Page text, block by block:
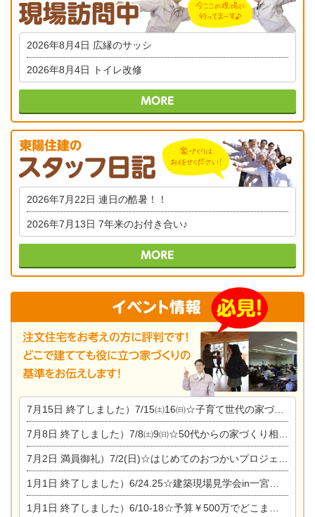
2026年8月4日 広縁のサッシ
2026年8月4日 トイレ改修
2026年7月22日 連日の酷暑！！
2026年7月13日 7年来のお付き合い♪
7月15日 終了しました）7/15㈯16㈰☆子育て世代の家づくり相談会
7月8日 終了しました）7/8㈯9㈰☆50代からの家づくり相談会
7月2日 満員御礼）7/2(日)☆はじめてのおつかいプロジェクト
1月1日 終了しました）6/24.25☆建築現場見学会in一宮市木曽川町
1月1日 終了しました）6/10-18☆予算￥500万でどこまでできるの？リフォーム相談会